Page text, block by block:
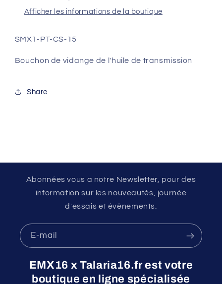
VARG
VARG
Afficher les informations de la boutique
SMX1-PT-CS-15
Bouchon de vidange de l'huile de transmission
Share
Abonnées vous a notre Newsletter, pour des
information sur les nouveautés, journée
d'essais et évènements.
E-mail
EMX16 x Talaria16.fr est votre
boutique en ligne spécialisée